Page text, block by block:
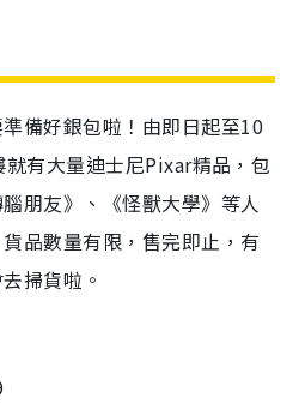
備好銀包啦！由即日起至10
有大量迪士尼Pixar精品，包
朋友》、《怪獸大學》等人
品數量有限，售完即止，有
掃貨啦。